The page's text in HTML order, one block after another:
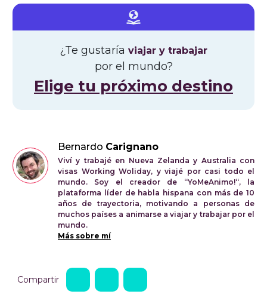
¿Te gustaría viajar y trabajar
por el mundo?
Elige tu próximo destino
Bernardo Carignano
Viví y trabajé en Nueva Zelanda y Australia con
visas Working Woliday, y viajé por casi todo el
mundo. Soy el creador de “YoMeAnimo!“, la
plataforma líder de habla hispana con más de 10
años de trayectoria, motivando a personas de
muchos países a animarse a viajar y trabajar por el
mundo.
Más sobre mí
Compartir